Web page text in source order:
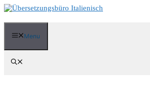
Vai
contenuto
Menu